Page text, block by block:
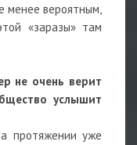
менее вероятным,
«заразы» там
не очень верит
услышит
протяжении уже